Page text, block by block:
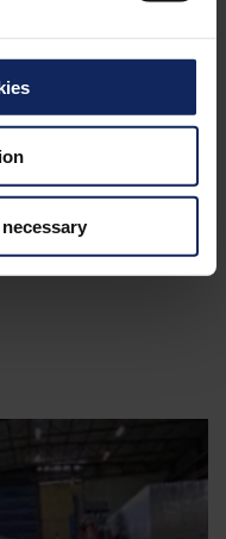
en Italia, y
taxi de 9 m.